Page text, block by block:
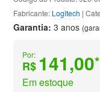
Fabricante: Logitech |
Garantia:3 anos
Por:
R$ 141,00*
Em estoque